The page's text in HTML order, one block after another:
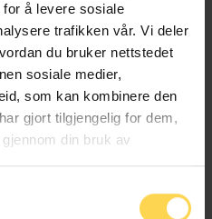
å levere sosiale
trafikken vår. Vi deler
du bruker nettstedet
sosiale medier,
som kan kombinere den
gjort tilgjengelig for dem,
din bruk av
Haider
pensjonsrett